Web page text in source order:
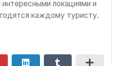
локациями и
каждому туристу.